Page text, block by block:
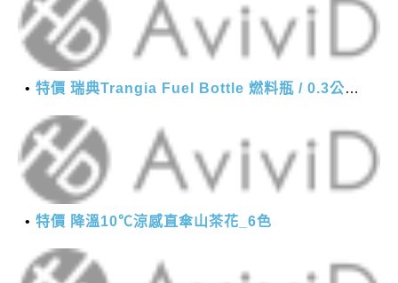
特價 瑞典Trangia Fuel Bottle 燃料瓶 / 0.3公升-軍綠色
特價 降溫10℃涼感直傘山茶花_6色